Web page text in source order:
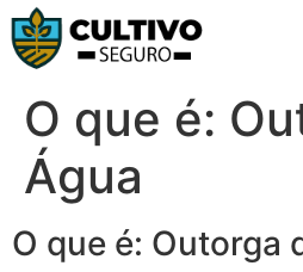
O que é:
Água
O que é: Outorga